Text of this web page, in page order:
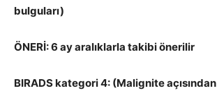
bulguları)
ÖNERİ: 6 ay aralıklarla takibi önerilir
BIRADS kategori 4: (Malignite